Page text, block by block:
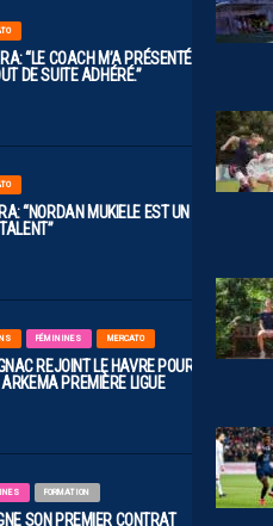
“LE COACH M’A PRÉSENTÉ LE
DE SUITE ADHÉRÉ.”
“NORDAN MUKIELE EST UN
FÉMININES MERCATO
REJOINT LE HAVRE POUR UN
PREMIÈRE LIGUE
FORMATION
SON PREMIER CONTRAT